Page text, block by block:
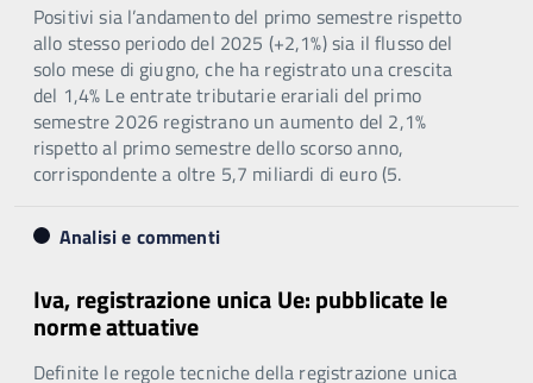
Positivi sia l’andamento del primo semestre rispetto
allo stesso periodo del 2025 (+2,1%) sia il flusso del
solo mese di giugno, che ha registrato una crescita
del 1,4% Le entrate tributarie erariali del primo
semestre 2026 registrano un aumento del 2,1%
rispetto al primo semestre dello scorso anno,
corrispondente a oltre 5,7 miliardi di euro (5.
Analisi e commenti
Iva, registrazione unica Ue: pubblicate le
norme attuative
Definite le regole tecniche della registrazione unica